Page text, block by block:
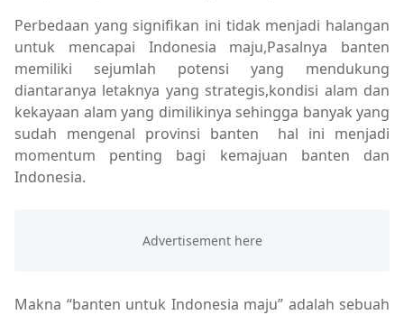
Perbedaan yang signifikan ini tidak menjadi halangan
untuk mencapai Indonesia maju,Pasalnya banten
memiliki sejumlah potensi yang mendukung
diantaranya letaknya yang strategis,kondisi alam dan
kekayaan alam yang dimilikinya sehingga banyak yang
sudah mengenal provinsi banten hal ini menjadi
momentum penting bagi kemajuan banten dan
Indonesia.
Makna “banten untuk Indonesia maju” adalah sebuah